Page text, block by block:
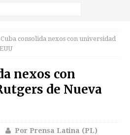
Cuba consolida nexos con universidad
nexos con
de Nueva
Por Prensa Latina (PL)